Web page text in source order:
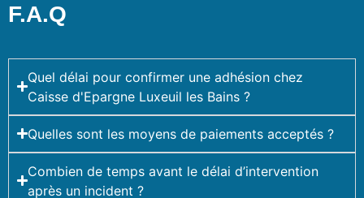
F.A.Q
Quel délai pour confirmer une adhésion chez
Caisse d'Epargne Luxeuil les Bains ?
Quelles sont les moyens de paiements acceptés ?
Combien de temps avant le délai d’intervention
après un incident ?